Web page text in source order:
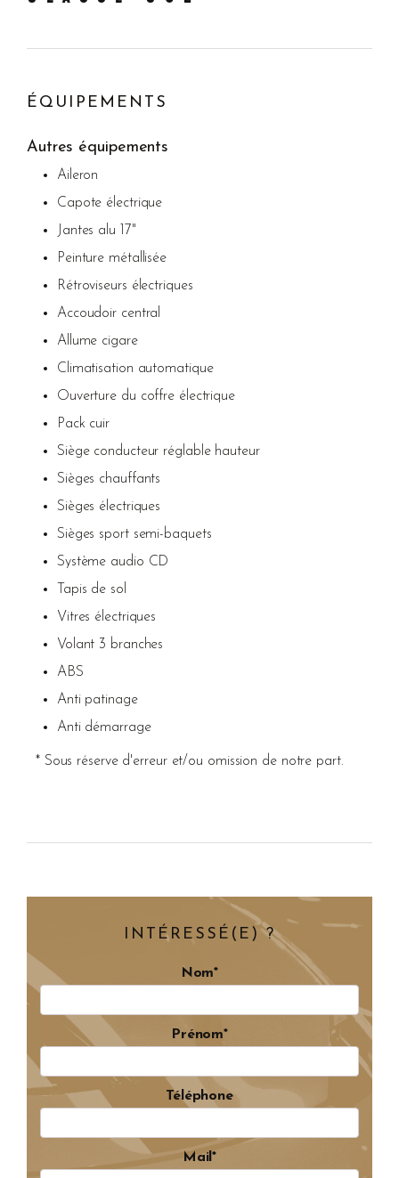
ÉQUIPEMENTS
Autres équipements
Aileron
Capote électrique
Jantes alu 17"
Peinture métallisée
Rétroviseurs électriques
Accoudoir central
Allume cigare
Climatisation automatique
Ouverture du coffre électrique
Pack cuir
Siège conducteur réglable hauteur
Sièges chauffants
Sièges électriques
Sièges sport semi-baquets
Système audio CD
Tapis de sol
Vitres électriques
Volant 3 branches
ABS
Anti patinage
Anti démarrage
* Sous réserve d'erreur et/ou omission de notre part.
INTÉRESSÉ(E) ?
Nom*
Prénom*
Téléphone
Mail*